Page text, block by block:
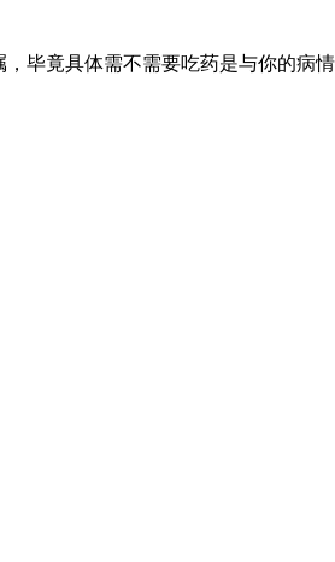
毕竟具体需不需要吃药是与你的病